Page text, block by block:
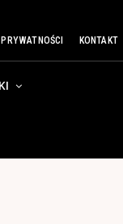
KONTAKT